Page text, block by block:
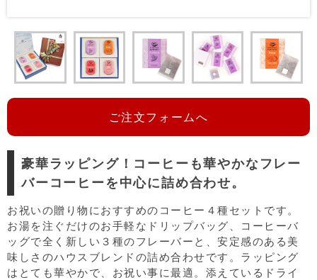
ご注文フォームへ
豪華ラッピング！コーヒーも華やかなフレー
バーコーヒーを中心に詰め合わせ。
お祝いの贈り物におすすめのコーヒー４種セットです。
お湯を注ぐだけのお手軽なドリップバッグ、コーヒーバ
ッグで全く新しい３種のフレーバーと、安定感のある美
味しさのハウスブレンドの詰め合わせです。ラッピング
はとても華やかで、お祝い事に最適。添えているドライ